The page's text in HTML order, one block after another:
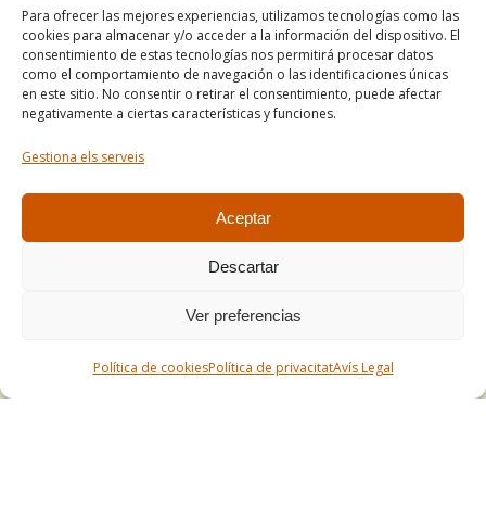
Para ofrecer las mejores experiencias, utilizamos tecnologías como las
cookies para almacenar y/o acceder a la información del dispositivo. El
consentimiento de estas tecnologías nos permitirá procesar datos
como el comportamiento de navegación o las identificaciones únicas
en este sitio. No consentir o retirar el consentimiento, puede afectar
negativamente a ciertas características y funciones.
Gestiona els serveis
Aceptar
Descartar
Ver preferencias
Política de cookiesPolítica de privacitatAvís Legal
Informe d’accesibilitat
Condicions de venda
Mapa del lloc
comercial@apirossend.com